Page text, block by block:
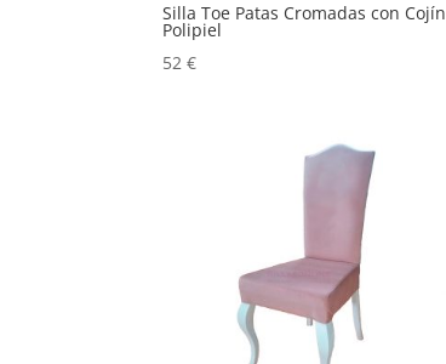
Silla Toe Patas Cromadas con Cojín
Polipiel
52€